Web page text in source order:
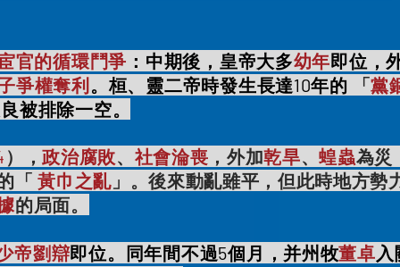
官的循環鬥爭 ：中期後，皇帝大多幼年即位，
爭權奪利。桓、靈二帝時發生長達10年的 「黨
被排除一空。
），政治腐敗、 社會淪喪 ，外加乾旱、蝗蟲為災
「黃巾之亂 」。後來動亂雖平，但此時地方勢
的局面。
帝劉辯即位。同年間不過5個月，并州牧董卓入